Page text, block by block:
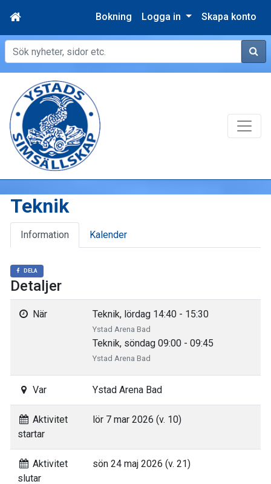
Bokning Logga in Skapa konto
Sök
Teknik
Information Kalender
DELA
Detaljer
När Teknik, lördag 14:40 - 15:30
Ystad Arena Bad
Teknik, söndag 09:00 - 09:45
Ystad Arena Bad
Var Ystad Arena Bad
Aktivitet
startar
lör 7 mar 2026 (v. 10)
Aktivitet
slutar
sön 24 maj 2026 (v. 21)